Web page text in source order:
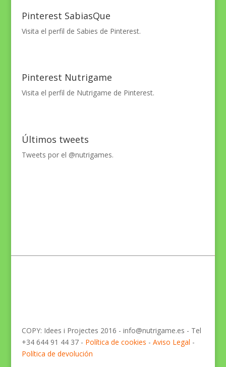
Pinterest SabiasQue
Visita el perfil de Sabies de Pinterest.
Pinterest Nutrigame
Visita el perfil de Nutrigame de Pinterest.
Últimos tweets
Tweets por el @nutrigames.
COPY: Idees i Projectes 2016 - info@nutrigame.es - Tel
+34 644 91 44 37 - Política de cookies - Aviso Legal -
Política de devolución